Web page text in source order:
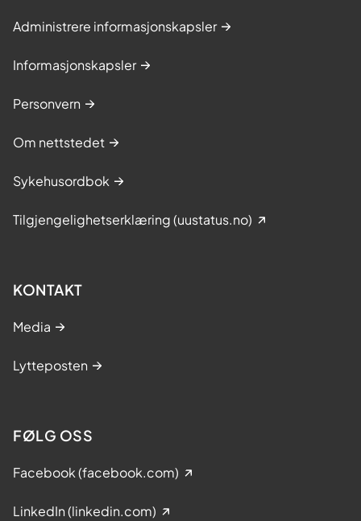
Administrere informasjonskapsler
Informasjonskapsler
Personvern
Om nettstedet
Sykehusordbok
Tilgjengelighetserklæring (uustatus.no)
KONTAKT
Media
Lytteposten
FØLG OSS
Facebook (facebook.com)
LinkedIn (linkedin.com)